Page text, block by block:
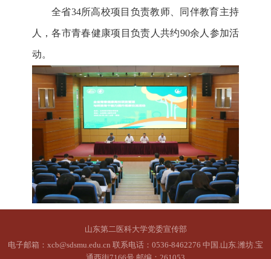
全省34所高校项目负责教师、同伴教育主持
人，各市青春健康项目负责人共约90余人参加活
动。
山东第二医科大学党委宣传部
电子邮箱：xcb@sdsmu.edu.cn 联系电话：0536-8462276 中国.山东.潍坊.宝